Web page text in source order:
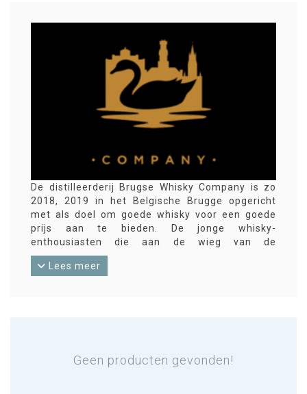
De distilleerderij Brugse Whisky Company is zo
2018, 2019 in het Belgische Brugge opgericht
met als doel om goede whisky voor een goede
prijs aan te bieden. De jonge whisky-
enthousiasten die aan de wieg van de
distilleerderij stonden bedachten twee
'whiskylijnen': de Rogia single malt-whisky (high-
Whisky Company)
Lees meer
Geen producten gevonden!